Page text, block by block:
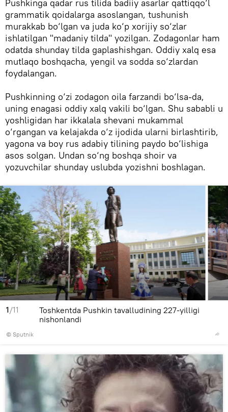
Pushkinga qadar rus tilida badiiy asarlar qattiqqo‘l
grammatik qoidalarga asoslangan, tushunish
murakkab bo‘lgan va juda ko‘p xorijiy so‘zlar
ishlatilgan "madaniy tilda" yozilgan. Zodagonlar ham
odatda shunday tilda gaplashishgan. Oddiy xalq esa
mutlaqo boshqacha, yengil va sodda so‘zlardan
foydalangan.
Pushkinning o‘zi zodagon oila farzandi bo‘lsa-da,
uning enagasi oddiy xalq vakili bo‘lgan. Shu sababli u
yoshligidan har ikkalala shevani mukammal
o‘rgangan va kelajakda o‘z ijodida ularni birlashtirib,
yagona va boy rus adabiy tilining paydo bo‘lishiga
asos solgan. Undan so‘ng boshqa shoir va
yozuvchilar shunday uslubda yozishni boshlagan.
1/11
© Sputnik
Toshkentda Pushkin tavalludining 227-yilligi
nishonlandi